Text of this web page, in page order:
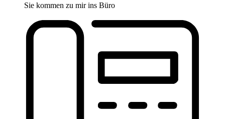
Sie kommen zu mir ins Büro